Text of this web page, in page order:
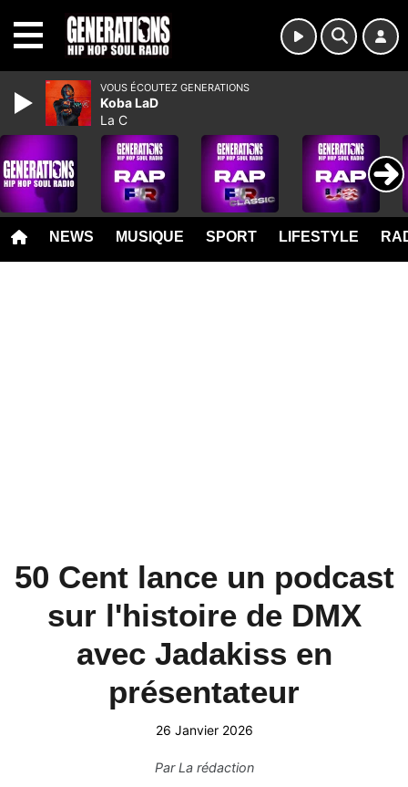
NEWS MUSIQUE SPORT LIFESTYLE
50 Cent lance un podcast
sur l'histoire de DMX
avec Jadakiss en
présentateur
26 Janvier 2026
ParLa rédaction
VOUS ÉCOUTEZ GENERATIONS
Koba LaD
La C